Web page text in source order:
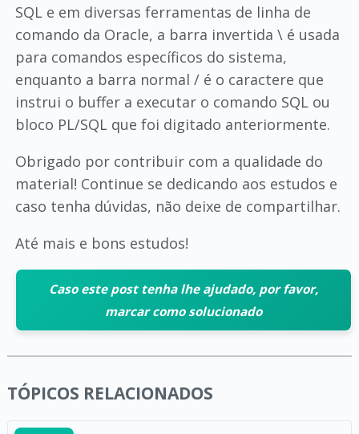
SQL e em diversas ferramentas de linha de
comando da Oracle, a barra invertida \ é usada
para comandos específicos do sistema,
enquanto a barra normal / é o caractere que
instrui o buffer a executar o comando SQL ou
bloco PL/SQL que foi digitado anteriormente.
Obrigado por contribuir com a qualidade do
material! Continue se dedicando aos estudos e
caso tenha dúvidas, não deixe de compartilhar.
Até mais e bons estudos!
Caso este post tenha lhe ajudado, por favor,
marcar como solucionado
TÓPICOS RELACIONADOS